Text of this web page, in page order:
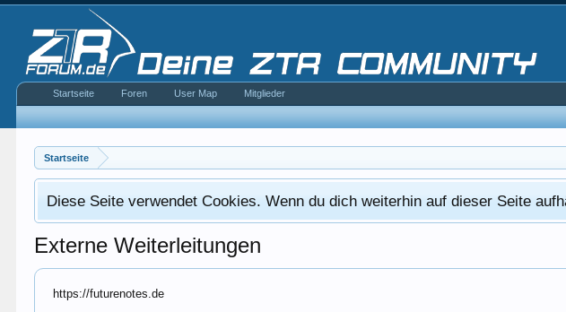
Startseite
Diese Seite verwendet Cookies. Wenn du dich weiterhin auf dieser Seite
Externe Weiterleitungen
https://futurenotes.de
Startseite Foren User Map Mitglieder